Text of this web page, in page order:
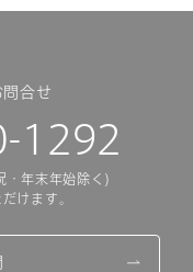
合せ
1292
年末年始除く)
けます。